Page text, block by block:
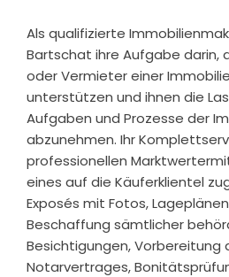
Als qualifizierte
Bartschat ihre Aufgabe darin,
oder Vermieter einer
unterstützen und ihnen die
Aufgaben und Prozesse der
abzunehmen. Ihr
professionellen
eines auf die Käuferklientel
Exposés mit Fotos,
Beschaffung sämtlicher
Besichtigungen, Vorbereitung
Notarvertrages,